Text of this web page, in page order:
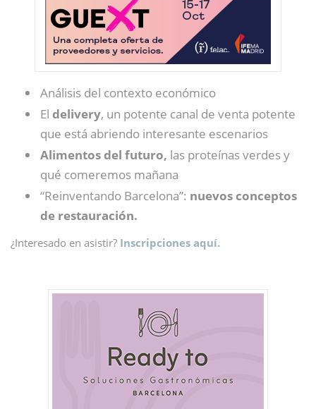
Análisis del contexto económico
El delivery, un potente canal de venta potente
que está abriendo interesante escenarios
Alimentos del futuro, las proteínas verdes y
qué comeremos mañana
“Reinventando Barcelona”: nuevos conceptos
de restauración.
¿Interesado en asistir? Inscripciones aquí.